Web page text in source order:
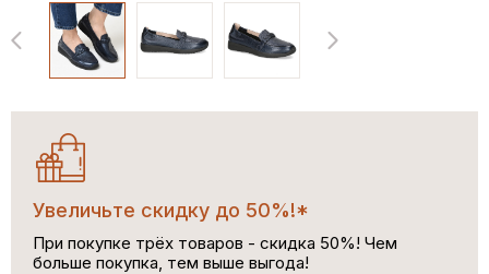
Увеличьте скидку до 50%!*
При покупке трёх товаров - скидка 50%! Чем
больше покупка, тем выше выгода!